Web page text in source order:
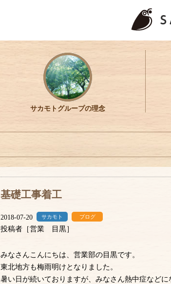
サカモトグループの理念
基礎工事着工
2018-07-20 サカモト ブログ
投稿者［営業 目黒］
みなさんこんにちは、営業部の目黒です。
東北地方も梅雨明けとなりました。
暑い日が続いておりますが、みなさん熱中症など